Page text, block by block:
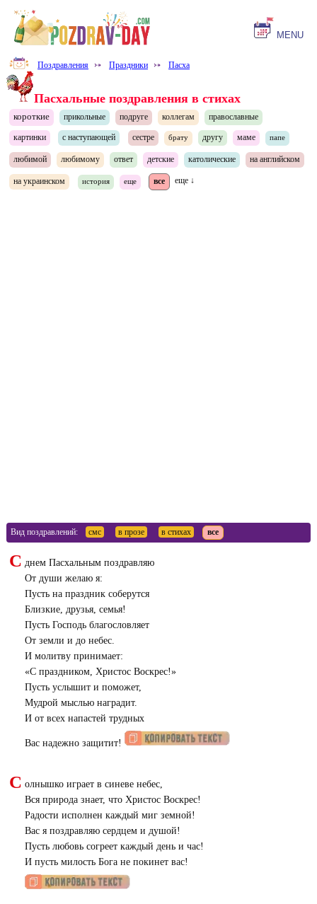
MENU
Поздравления ⤐ Праздники ⤐ Пасха
Пасхальные поздравления в стихах
короткие прикольные подруге коллегам православные
картинки с наступающей сестре брату другу маме папе
любимой любимому ответ детские католические на английском
на украинском история еще все еще ↓
Вид поздравлений: смс в прозе в стихах все
С днем Пасхальным поздравляю
От души желаю я:
Пусть на праздник соберутся
Близкие, друзья, семья!
Пусть Господь благословляет
От земли и до небес.
И молитву принимает:
«С праздником, Христос Воскрес!»
Пусть услышит и поможет,
Мудрой мыслью наградит.
И от всех напастей трудных
Вас надежно защитит!
С олнышко играет в синеве небес,
Вся природа знает, что Христос Воскрес!
Радости исполнен каждый миг земной!
Вас я поздравляю сердцем и душой!
Пусть любовь согреет каждый день и час!
И пусть милость Бога не покинет вас!